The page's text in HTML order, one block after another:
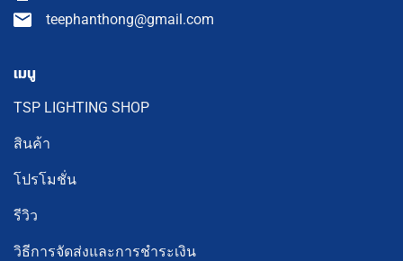
teephanthong@gmail.com
เมนู
TSP LIGHTING SHOP
สินค้า
โปรโมชั่น
รีวิว
วิธีการจัดส่งและการชำระเงิน